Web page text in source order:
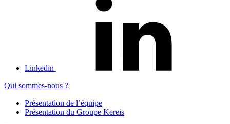
Linkedin
Qui sommes-nous ?
Présentation de l’équipe
Présentation du Groupe Kereis